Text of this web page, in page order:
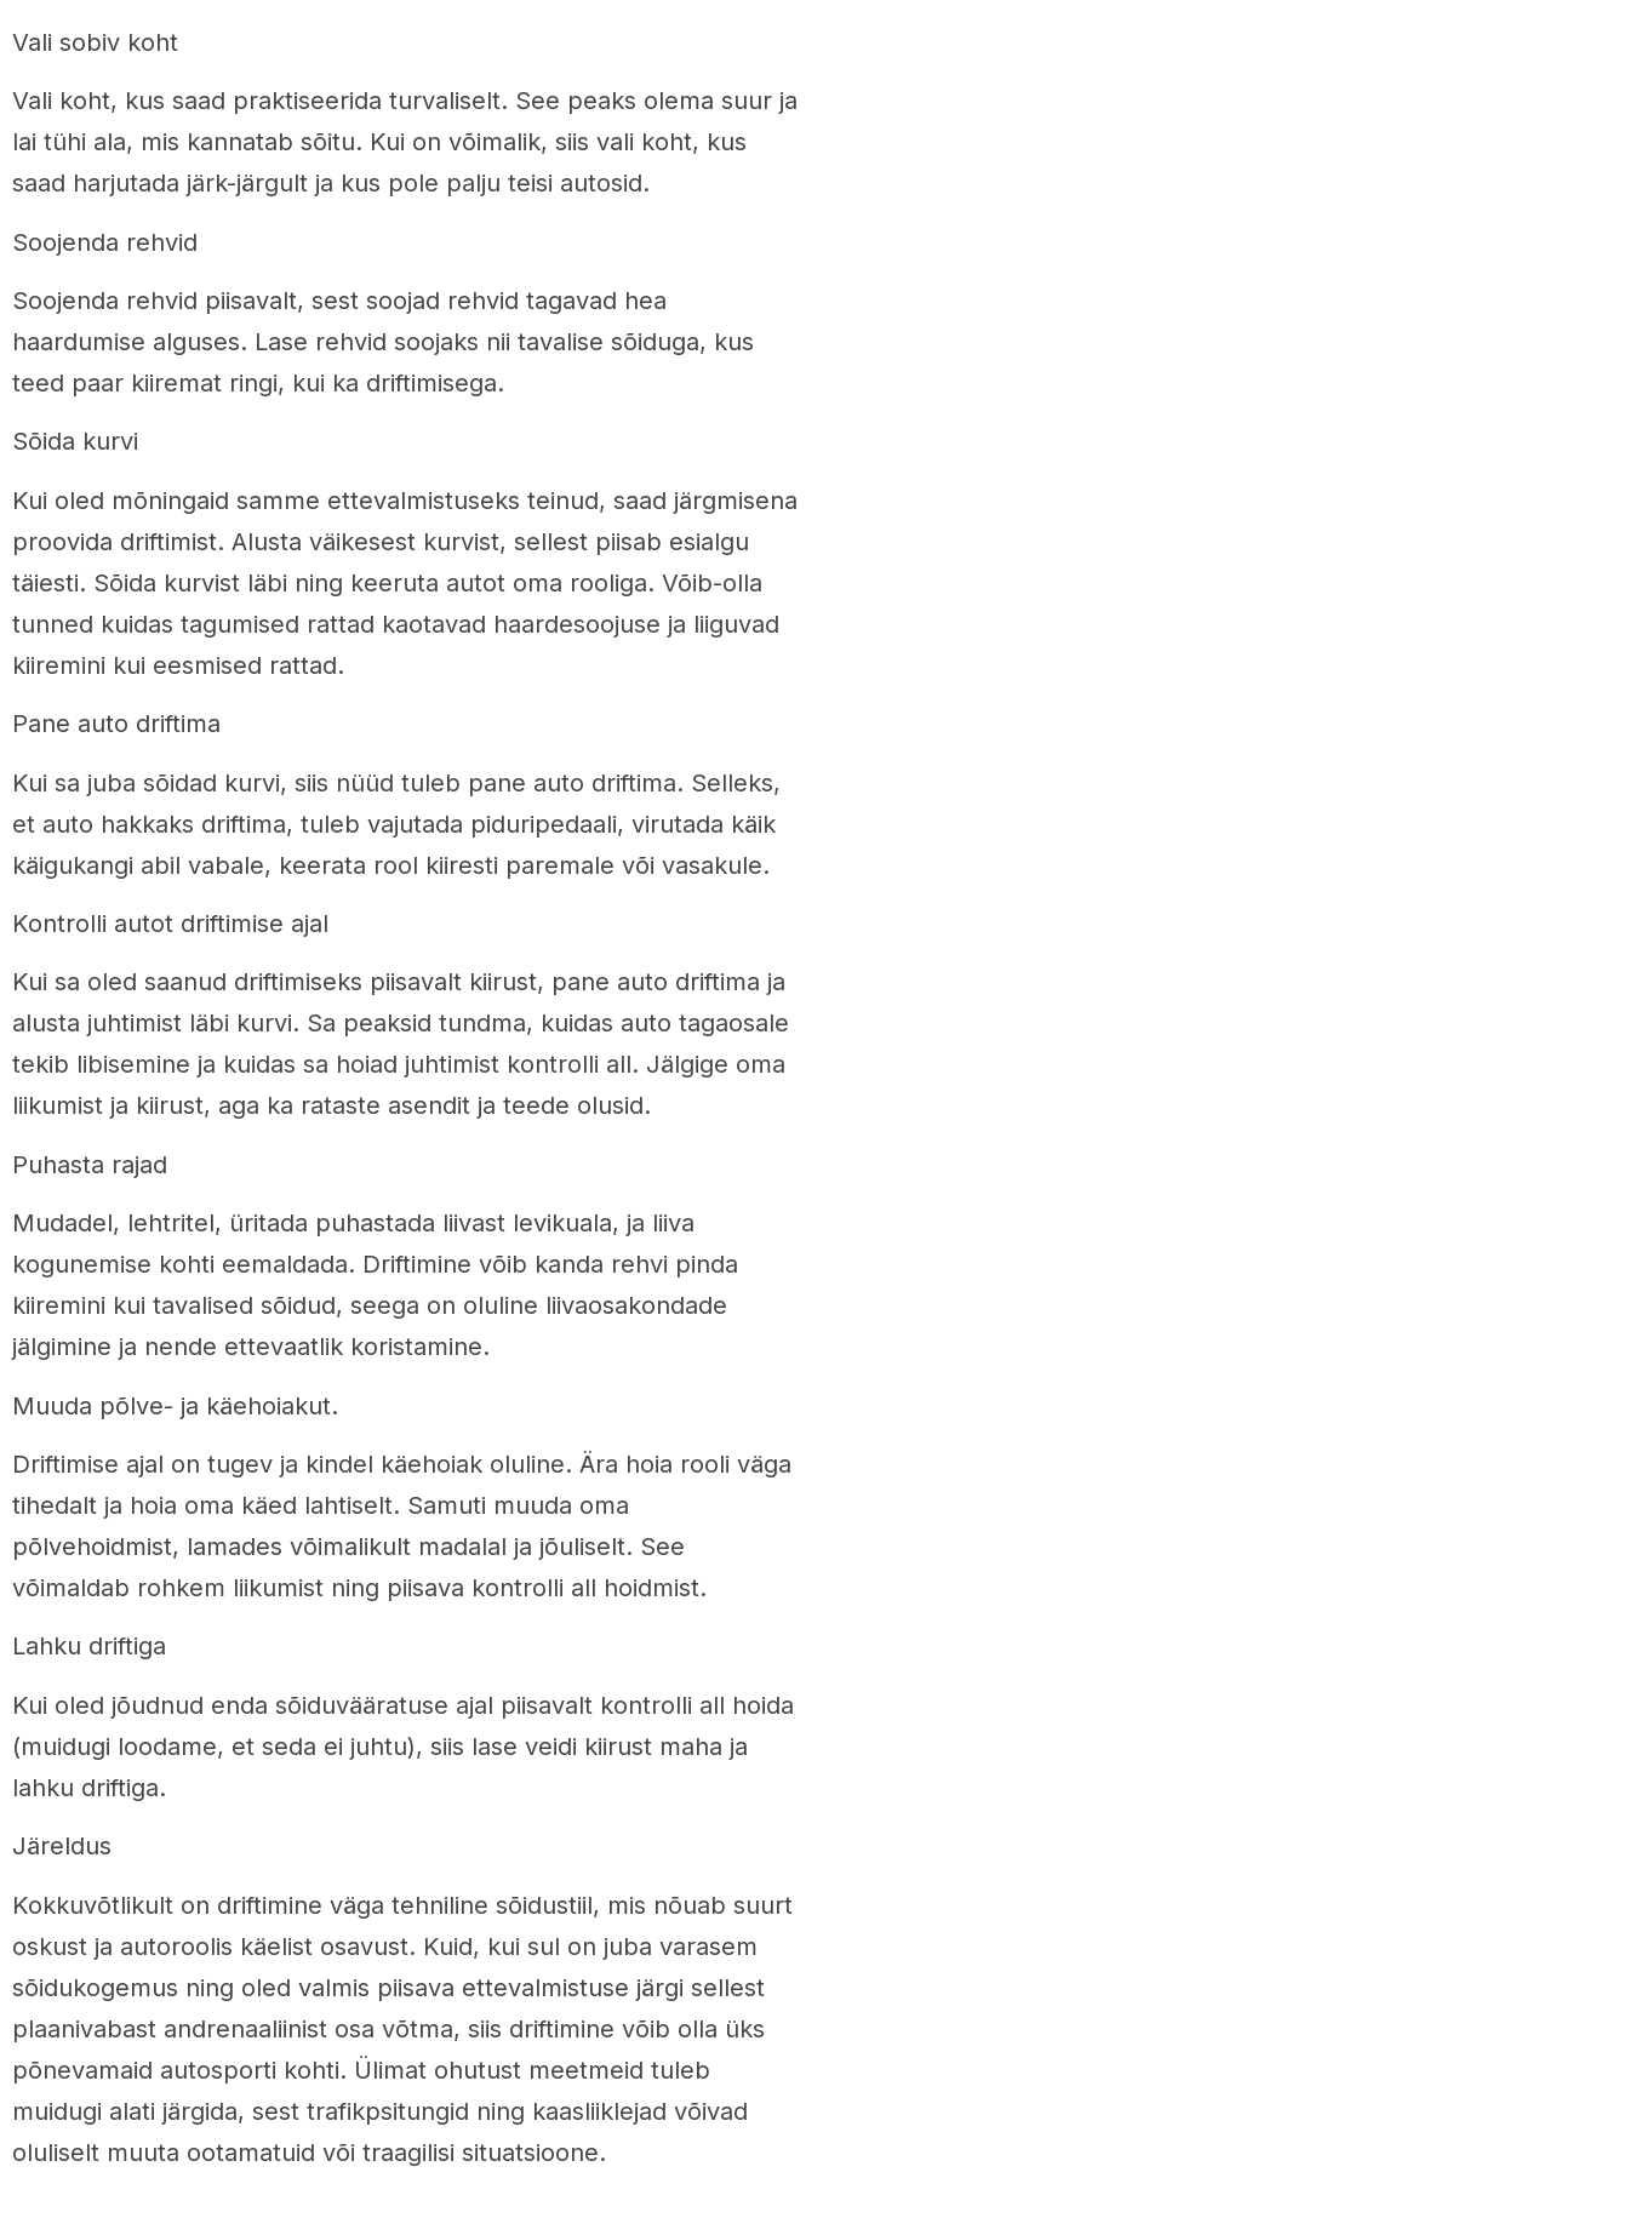
Vali sobiv koht
Vali koht, kus saad praktiseerida turvaliselt. See peaks olema suur ja
lai tühi ala, mis kannatab sõitu. Kui on võimalik, siis vali koht, kus
saad harjutada järk-järgult ja kus pole palju teisi autosid.
Soojenda rehvid
Soojenda rehvid piisavalt, sest soojad rehvid tagavad hea
haardumise alguses. Lase rehvid soojaks nii tavalise sõiduga, kus
teed paar kiiremat ringi, kui ka driftimisega.
Sõida kurvi
Kui oled mõningaid samme ettevalmistuseks teinud, saad järgmisena
proovida driftimist. Alusta väikesest kurvist, sellest piisab esialgu
täiesti. Sõida kurvist läbi ning keeruta autot oma rooliga. Võib-olla
tunned kuidas tagumised rattad kaotavad haardesoojuse ja liiguvad
kiiremini kui eesmised rattad.
Pane auto driftima
Kui sa juba sõidad kurvi, siis nüüd tuleb pane auto driftima. Selleks,
et auto hakkaks driftima, tuleb vajutada piduripedaali, virutada käik
käigukangi abil vabale, keerata rool kiiresti paremale või vasakule.
Kontrolli autot driftimise ajal
Kui sa oled saanud driftimiseks piisavalt kiirust, pane auto driftima ja
alusta juhtimist läbi kurvi. Sa peaksid tundma, kuidas auto tagaosale
tekib libisemine ja kuidas sa hoiad juhtimist kontrolli all. Jälgige oma
liikumist ja kiirust, aga ka rataste asendit ja teede olusid.
Puhasta rajad
Mudadel, lehtritel, üritada puhastada liivast levikuala, ja liiva
kogunemise kohti eemaldada. Driftimine võib kanda rehvi pinda
kiiremini kui tavalised sõidud, seega on oluline liivaosakondade
jälgimine ja nende ettevaatlik koristamine.
Muuda põlve- ja käehoiakut.
Driftimise ajal on tugev ja kindel käehoiak oluline. Ära hoia rooli väga
tihedalt ja hoia oma käed lahtiselt. Samuti muuda oma
põlvehoidmist, lamades võimalikult madalal ja jõuliselt. See
võimaldab rohkem liikumist ning piisava kontrolli all hoidmist.
Lahku driftiga
Kui oled jõudnud enda sõiduvääratuse ajal piisavalt kontrolli all hoida
(muidugi loodame, et seda ei juhtu), siis lase veidi kiirust maha ja
lahku driftiga.
Järeldus
Kokkuvõtlikult on driftimine väga tehniline sõidustiil, mis nõuab suurt
oskust ja autoroolis käelist osavust. Kuid, kui sul on juba varasem
sõidukogemus ning oled valmis piisava ettevalmistuse järgi sellest
plaanivabast andrenaaliinist osa võtma, siis driftimine võib olla üks
põnevamaid autosporti kohti. Ülimat ohutust meetmeid tuleb
muidugi alati järgida, sest trafikpsitungid ning kaasliiklejad võivad
oluliselt muuta ootamatuid või traagilisi situatsioone.